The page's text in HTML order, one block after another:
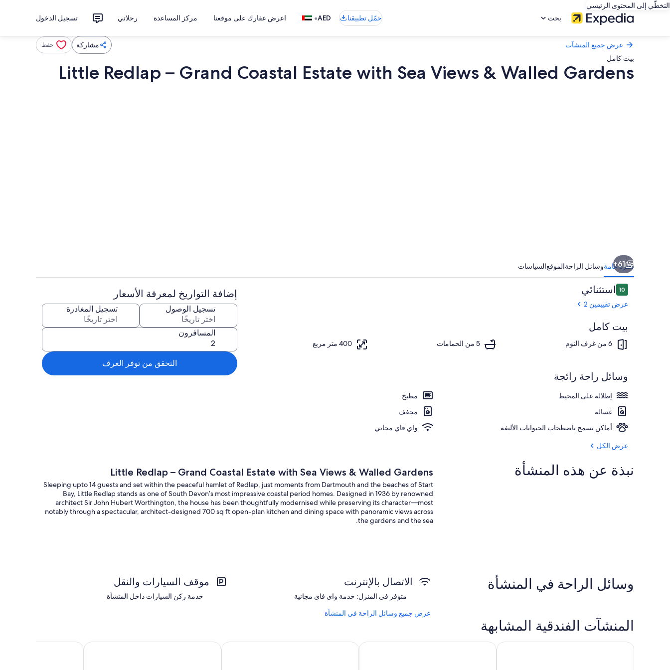
التخطّي إلى المحتوى الرئيسي
بحث
حمّل تطبيقنا AED
• اعرض عقارك على موقعنا مركز المساعدة رحلاتي تسجيل الدخول
عرض جميع المنشآت مشاركة حفظ
بيت كامل
Little Redlap – Grand Coastal Estate with Sea Views & Walled Gardens
&
Walled
Gardens
تناول الطعام
تلفزيون، مدفأة
61+
نظرة عامةوسائل الراحةالموقعالسياسات
التقييمات
10
10 من 10 استثنائي
عرض تقييمين 2
بيت كامل
6 من غرف النوم 5 من الحمامات 400 متر مربع
وسائل راحة رائجة
إطلالة على المحيط
مطبخ
غسالة
مجفف
أماكن تسمح باصطحاب الحيوانات الأليفة
واي فاي مجاني
عرض الكل
إضافة التواريخ لمعرفة الأسعار
تسجيل الوصول تسجيل المغادرة
المسافرون
التحقق من توفر الغرف
نبذة عن هذه المنشأة Little Redlap – Grand Coastal Estate with Sea Views & Walled Gardens
Sleeping upto 14 guests and set within the peaceful hamlet of Redlap, just moments from Dartmouth and the beaches of Start
Bay, Little Redlap stands as one of South Devon’s most impressive coastal period homes. Designed in 1936 by renowned
architect Sir John Hubert Worthington, the house has been thoughtfully modernised while preserving its character—most
notably through a spectacular, architect-designed 700 sq ft open-plan kitchen and dining space with panoramic views across
the gardens and the sea.
Light-Filled Living with Coastal Views
The entrance opens onto a large hall with engineered oak flooring that flows into the expansive open-plan kitchen and dining
وسائل الراحة في المنشأة الاتصال بالإنترنت
متوفر في المنزل: خدمة واي فاي مجانية
موقف السيارات والنقل
خدمة ركن السيارات داخل المنشأة
عرض جميع وسائل الراحة في المنشأة
المنشآت الفندقية المشابهة
لاندمارك مولت هيل بارن Golden Meadow - Views - Pet Friendly - Free Parkin - Free WiFi
Luxury Riverside Home with Stunning Dart Views
views and parking